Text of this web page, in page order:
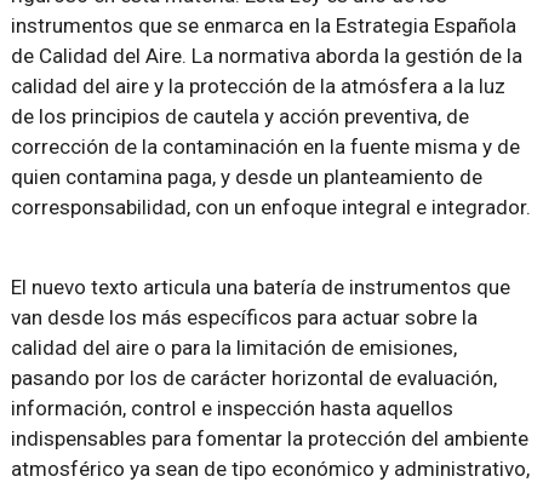
instrumentos que se enmarca en la Estrategia Española
de Calidad del Aire. La normativa aborda la gestión de la
calidad del aire y la protección de la atmósfera a la luz
de los principios de cautela y acción preventiva, de
corrección de la contaminación en la fuente misma y de
quien contamina paga, y desde un planteamiento de
corresponsabilidad, con un enfoque integral e integrador.
El nuevo texto articula una batería de instrumentos que
van desde los más específicos para actuar sobre la
calidad del aire o para la limitación de emisiones,
pasando por los de carácter horizontal de evaluación,
información, control e inspección hasta aquellos
indispensables para fomentar la protección del ambiente
atmosférico ya sean de tipo económico y administrativo,